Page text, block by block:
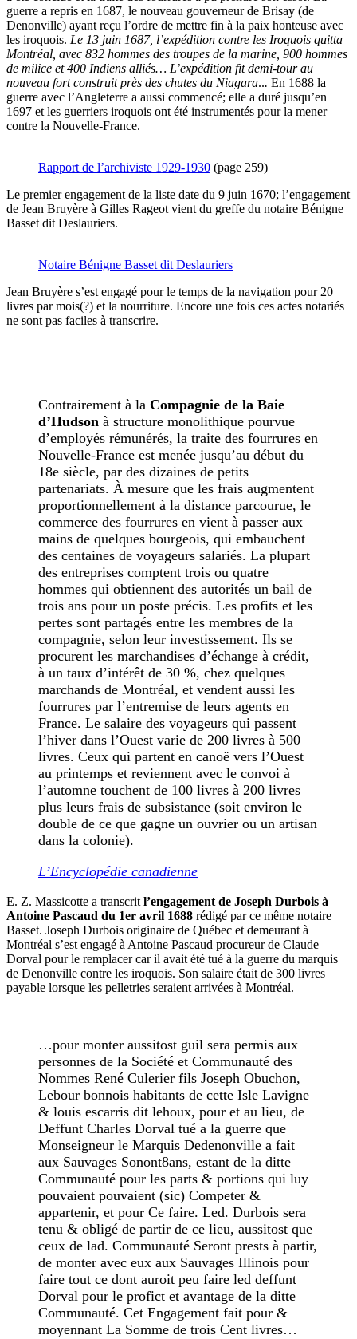
guerre a repris en 1687, le nouveau gouverneur de Brisay (de
Denonville) ayant reçu l’ordre de mettre fin à la paix honteuse avec
les iroquois. Le 13 juin 1687, l’expédition contre les Iroquois quitta
Montréal, avec 832 hommes des troupes de la marine, 900 hommes
de milice et 400 Indiens alliés… L’expédition fit demi-tour au
nouveau fort construit près des chutes du Niagara... En 1688 la
guerre avec l’Angleterre a aussi commencé; elle a duré jusqu’en
1697 et les guerriers iroquois ont été instrumentés pour la mener
contre la Nouvelle-France.
Rapport de l’archiviste 1929-1930 (page 259)
Le premier engagement de la liste date du 9 juin 1670; l’engagement
de Jean Bruyère à Gilles Rageot vient du greffe du notaire Bénigne
Basset dit Deslauriers.
Notaire Bénigne Basset dit Deslauriers
Jean Bruyère s’est engagé pour le temps de la navigation pour 20
livres par mois(?) et la nourriture. Encore une fois ces actes notariés
ne sont pas faciles à transcrire.
Contrairement à la Compagnie de la Baie
d’Hudson à structure monolithique pourvue
d’employés rémunérés, la traite des fourrures en
Nouvelle-France est menée jusqu’au début du
18e siècle, par des dizaines de petits
partenariats. À mesure que les frais augmentent
proportionnellement à la distance parcourue, le
commerce des fourrures en vient à passer aux
mains de quelques bourgeois, qui embauchent
des centaines de voyageurs salariés. La plupart
des entreprises comptent trois ou quatre
hommes qui obtiennent des autorités un bail de
trois ans pour un poste précis. Les profits et les
pertes sont partagés entre les membres de la
compagnie, selon leur investissement. Ils se
procurent les marchandises d’échange à crédit,
à un taux d’intérêt de 30 %, chez quelques
marchands de Montréal, et vendent aussi les
fourrures par l’entremise de leurs agents en
France. Le salaire des voyageurs qui passent
l’hiver dans l’Ouest varie de 200 livres à 500
livres. Ceux qui partent en canoë vers l’Ouest
au printemps et reviennent avec le convoi à
l’automne touchent de 100 livres à 200 livres
plus leurs frais de subsistance (soit environ le
double de ce que gagne un ouvrier ou un artisan
dans la colonie).
L’Encyclopédie canadienne
E. Z. Massicotte a transcrit l’engagement de Joseph Durbois à
Antoine Pascaud du 1er avril 1688 rédigé par ce même notaire
Basset. Joseph Durbois originaire de Québec et demeurant à
Montréal s’est engagé à Antoine Pascaud procureur de Claude
Dorval pour le remplacer car il avait été tué à la guerre du marquis
de Denonville contre les iroquois. Son salaire était de 300 livres
payable lorsque les pelletries seraient arrivées à Montréal.
…pour monter aussitost guil sera permis aux
personnes de la Société et Communauté des
Nommes René Culerier fils Joseph Obuchon,
Lebour bonnois habitants de cette Isle Lavigne
& louis escarris dit lehoux, pour et au lieu, de
Deffunt Charles Dorval tué a la guerre que
Monseigneur le Marquis Dedenonville a fait
aux Sauvages Sonont8ans, estant de la ditte
Communauté pour les parts & portions qui luy
pouvaient pouvaient (sic) Competer &
appartenir, et pour Ce faire. Led. Durbois sera
tenu & obligé de partir de ce lieu, aussitost que
ceux de lad. Communauté Seront prests à partir,
de monter avec eux aux Sauvages Illinois pour
faire tout ce dont auroit peu faire led deffunt
Dorval pour le profict et avantage de la ditte
Communauté. Cet Engagement fait pour &
moyennant La Somme de trois Cent livres…